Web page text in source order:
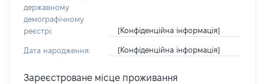
державному
демографічному
реєстрі:
[Конфіденційна інформація]
Дата народження: [Конфіденційна інформація]
Зареєстроване місце проживання